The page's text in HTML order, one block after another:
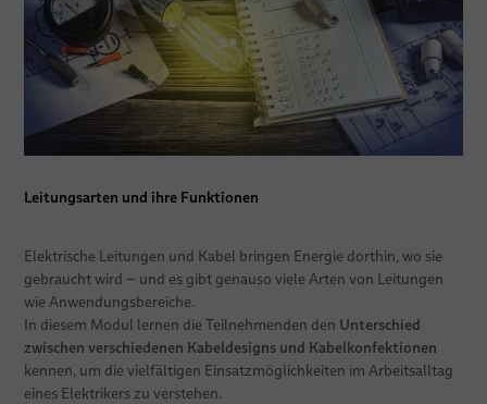
Leitungsarten und ihre Funktionen
Elektrische Leitungen und Kabel bringen Energie dorthin, wo sie
gebraucht wird – und es gibt genauso viele Arten von Leitungen
wie Anwendungsbereiche.
In diesem Modul lernen die Teilnehmenden den Unterschied
zwischen verschiedenen Kabeldesigns und Kabelkonfektionen
kennen, um die vielfältigen Einsatzmöglichkeiten im Arbeitsalltag
eines Elektrikers zu verstehen.